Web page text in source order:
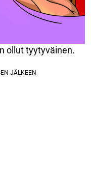
ollut tyytyväinen.